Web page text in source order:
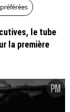
le tube
la première